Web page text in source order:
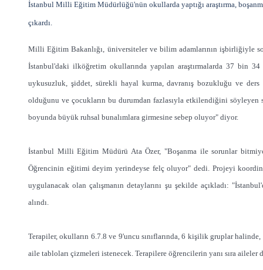
İstanbul Milli Eğitim Müdürlüğü'nün okullarda yaptığı araştırma,
çıkardı.
Milli Eğitim Bakanlığı, üniversiteler ve bilim adamlarının işbirliğiyle
İstanbul'daki ilköğretim okullarında yapılan araştırmalarda 37 bin
uykusuzluk, şiddet, sürekli hayal kurma, davranış bozukluğu ve ders
olduğunu ve çocukların bu durumdan fazlasıyla etkilendiğini söyleyen
boyunda büyük ruhsal bunalımlara girmesine sebep oluyor" diyor.
İstanbul Milli Eğitim Müdürü Ata Özer, "Boşanma ile sorunlar
Öğrencinin eğitimi deyim yerindeyse felç oluyor" dedi. Projeyi
uygulanacak olan çalışmanın detaylarını şu şekilde açıkladı:
alındı.
Terapiler, okulların 6.7.8 ve 9'uncu sınıflarında, 6 kişilik gruplar
aile tabloları çizmeleri istenecek. Terapilere öğrencilerin yanı sıra aileler